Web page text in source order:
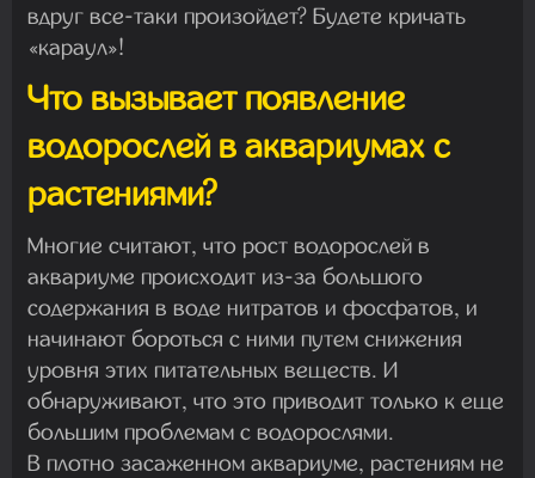
вдруг все-таки произойдет? Будете кричать
«караул»!
Что вызывает появление
водорослей в аквариумах с
растениями?
Многие считают, что рост водорослей в
аквариуме происходит из-за большого
содержания в воде нитратов и фосфатов, и
начинают бороться с ними путем снижения
уровня этих питательных веществ. И
обнаруживают, что это приводит только к еще
большим проблемам с водорослями.
В плотно засаженном аквариуме, растениям не